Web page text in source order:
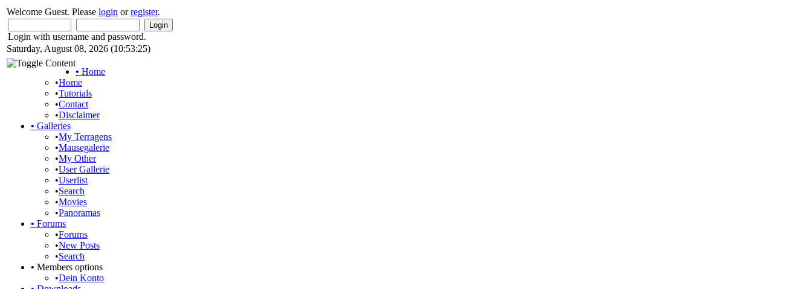
Welcome Guest. Please login orregister.
Login with username and password.
Saturday, August 08, 2026 (10:53:25)
• Home
•Home
•Tutorials
•Contact
•Disclaimer
• Galleries
•My Terragens
•Mausegalerie
•My Other
•User Gallerie
•Userlist
•Search
•Movies
•Panoramas
• Forums
•Forums
•New Posts
•Search
• Members options
•Dein Konto